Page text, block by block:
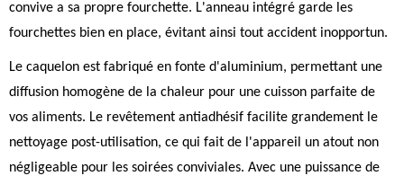
convive a sa propre fourchette. L'anneau intégré garde les
fourchettes bien en place, évitant ainsi tout accident inopportun.
Le caquelon est fabriqué en fonte d'aluminium, permettant une
diffusion homogène de la chaleur pour une cuisson parfaite de
vos aliments. Le revêtement antiadhésif facilite grandement le
nettoyage post-utilisation, ce qui fait de l'appareil un atout non
négligeable pour les soirées conviviales. Avec une puissance de